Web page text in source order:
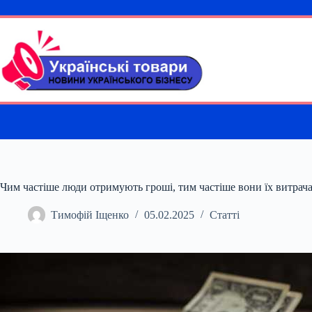
до
Чим частіше люди отримують гроші, тим частіше вони їх
Тимофій Іщенко 05.02.2025 Статті